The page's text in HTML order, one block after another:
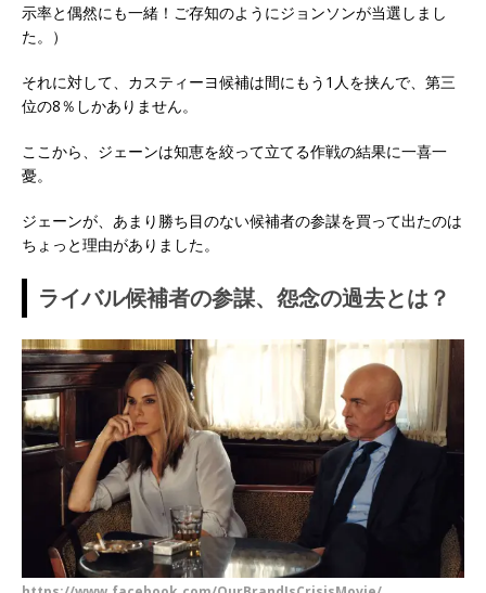
示率と偶然にも一緒！ご存知のようにジョンソンが当選しまし
た。）
それに対して、カスティーヨ候補は間にもう1人を挟んで、第三
位の8％しかありません。
ここから、ジェーンは知恵を絞って立てる作戦の結果に一喜一
憂。
ジェーンが、あまり勝ち目のない候補者の参謀を買って出たのは
ちょっと理由がありました。
ライバル候補者の参謀、怨念の過去とは？